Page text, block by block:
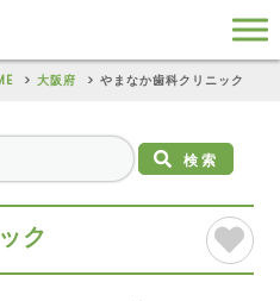
大阪府 やまなか歯科クリニック
検索
ク